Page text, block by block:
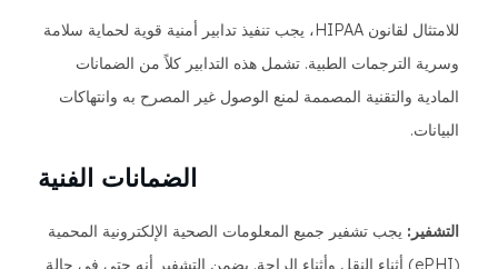
للامتثال لقانون HIPAA، يجب تنفيذ تدابير أمنية قوية لحماية سلامة
وسرية الترجمات الطبية. تشمل هذه التدابير كلاً من الضمانات
المادية والتقنية المصممة لمنع الوصول غير المصرح به وانتهاكات
البيانات.
الضمانات الفنية
التشفير: يجب تشفير جميع المعلومات الصحية الإلكترونية المحمية
(ePHI) أثناء النقل وأثناء الراحة. يضمن التشفير أنه حتى في حالة